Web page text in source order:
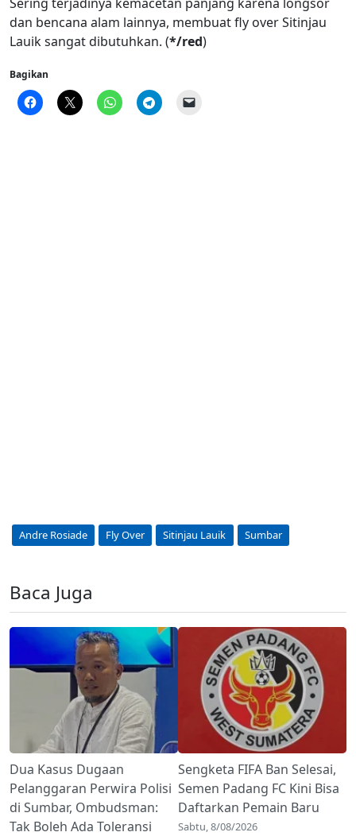
dan bencana alam lainnya, membuat fly over Sitinjau
Lauik sangat dibutuhkan. (*/red)
Bagikan
Andre Rosiade Fly Over Sitinjau Lauik Sumbar
Baca Juga
Dua Kasus Dugaan
Pelanggaran Perwira Polisi
di Sumbar, Ombudsman:
Tak Boleh Ada Toleransi
Sengketa FIFA Ban Selesai,
Semen Padang FC Kini Bisa
Daftarkan Pemain Baru
Sabtu, 8/08/2026